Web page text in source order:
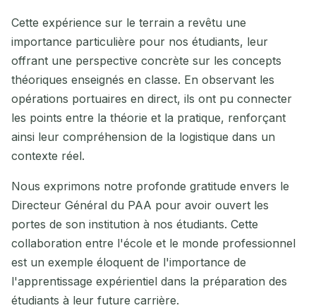
Cette expérience sur le terrain a revêtu une
importance particulière pour nos étudiants, leur
offrant une perspective concrète sur les concepts
théoriques enseignés en classe. En observant les
opérations portuaires en direct, ils ont pu connecter
les points entre la théorie et la pratique, renforçant
ainsi leur compréhension de la logistique dans un
contexte réel.
Nous exprimons notre profonde gratitude envers le
Directeur Général du PAA pour avoir ouvert les
portes de son institution à nos étudiants. Cette
collaboration entre l'école et le monde professionnel
est un exemple éloquent de l'importance de
l'apprentissage expérientiel dans la préparation des
étudiants à leur future carrière.